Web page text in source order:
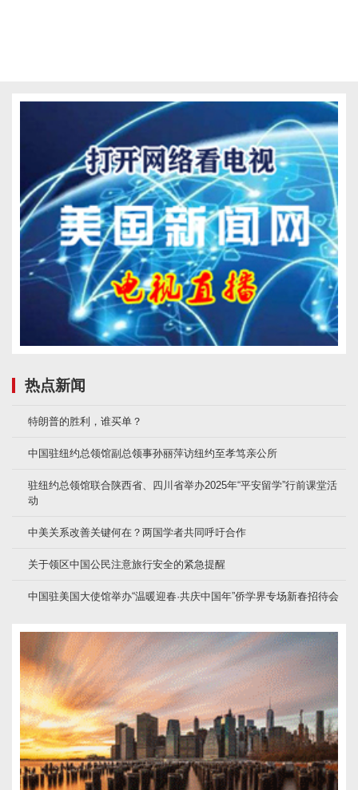
热点新闻
特朗普的胜利，谁买单？
中国驻纽约总领馆副总领事孙丽萍访纽约至孝笃亲公所
驻纽约总领馆联合陕西省、四川省举办2025年“平安留学”行前课堂活
动
中美关系改善关键何在？两国学者共同呼吁合作
关于领区中国公民注意旅行安全的紧急提醒
中国驻美国大使馆举办“温暖迎春·共庆中国年”侨学界专场新春招待会